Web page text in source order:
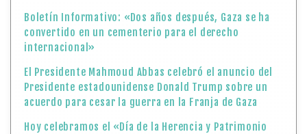
Boletín Informativo: «Dos años después, Gaza se ha
convertido en un cementerio para el derecho
internacional»
El Presidente Mahmoud Abbas celebró el anuncio del
Presidente estadounidense Donald Trump sobre un
acuerdo para cesar la guerra en la Franja de Gaza
Hoy celebramos el «Día de la Herencia y Patrimonio